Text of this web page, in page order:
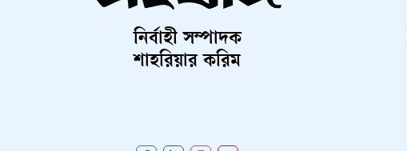
নির্বাহী সম্পাদক
শাহরিয়ার করিম